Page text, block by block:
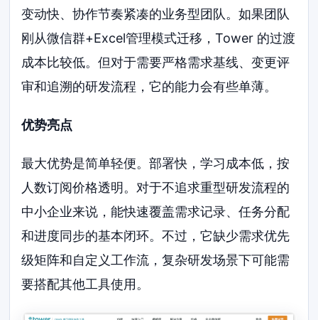
变动快、协作节奏紧凑的业务型团队。如果团队
刚从微信群+Excel管理模式迁移，Tower 的过渡
成本比较低。但对于需要严格需求基线、变更评
审和追溯的研发流程，它的能力会有些单薄。
优势亮点
最大优势是简单轻便。部署快，学习成本低，按
人数订阅价格透明。对于不追求重型研发流程的
中小企业来说，能快速覆盖需求记录、任务分配
和进度同步的基本闭环。不过，它缺少需求优先
级矩阵和自定义工作流，复杂研发场景下可能需
要搭配其他工具使用。